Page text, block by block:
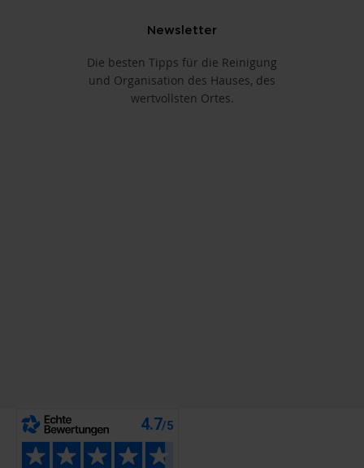
Newsletter
Die besten Tipps für die Reinigung
und Organisation des Hauses, des
wertvollsten Ortes.